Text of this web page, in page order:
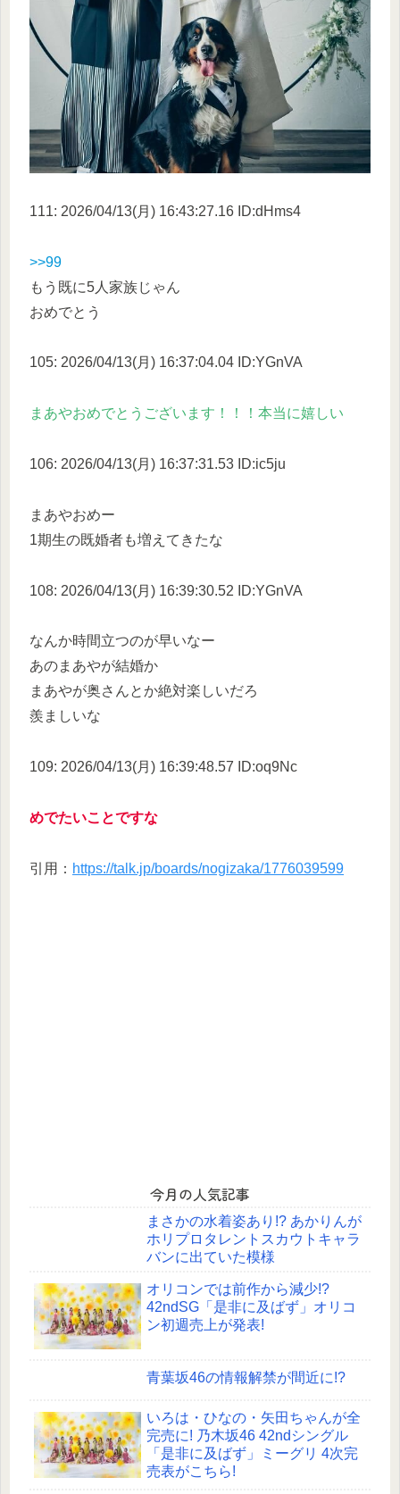
111: 2026/04/13(月) 16:43:27.16 ID:dHms4
>>99
もう既に5人家族じゃん
おめでとう
105: 2026/04/13(月) 16:37:04.04 ID:YGnVA
まあやおめでとうございます！！！本当に嬉しい
106: 2026/04/13(月) 16:37:31.53 ID:ic5ju
まあやおめー
1期生の既婚者も増えてきたな
108: 2026/04/13(月) 16:39:30.52 ID:YGnVA
なんか時間立つのが早いなー
あのまあやが結婚か
まあやが奥さんとか絶対楽しいだろ
羨ましいな
109: 2026/04/13(月) 16:39:48.57 ID:oq9Nc
めでたいことですな
引用： https://talk.jp/boards/nogizaka/1776039599
今月の人気記事
まさかの水着姿あり!? あかりんが
ホリプロタレントスカウトキャラ
バンに出ていた模様
オリコンでは前作から減少!?
42ndSG「是非に及ばず」オリコ
ン初週売上が発表!
青葉坂46の情報解禁が間近に!?
いろは・ひなの・矢田ちゃんが全
完売に! 乃木坂46 42ndシングル
「是非に及ばず」ミーグリ 4次完
売表がこちら!